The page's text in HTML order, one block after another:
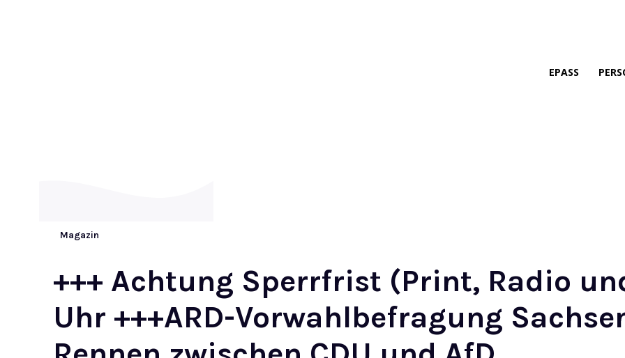
EPASS
Magazin
+++ Achtung Sperrfrist (Print, Radio
Uhr +++ARD-Vorwahlbefragung